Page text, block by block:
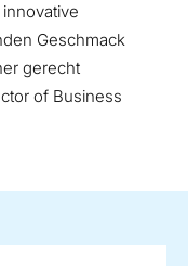
Geschmack
gerecht
of Business